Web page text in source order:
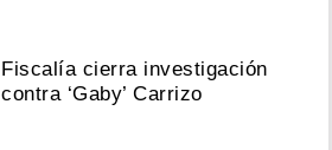
Fiscalía cierra investigación
contra ‘Gaby’ Carrizo